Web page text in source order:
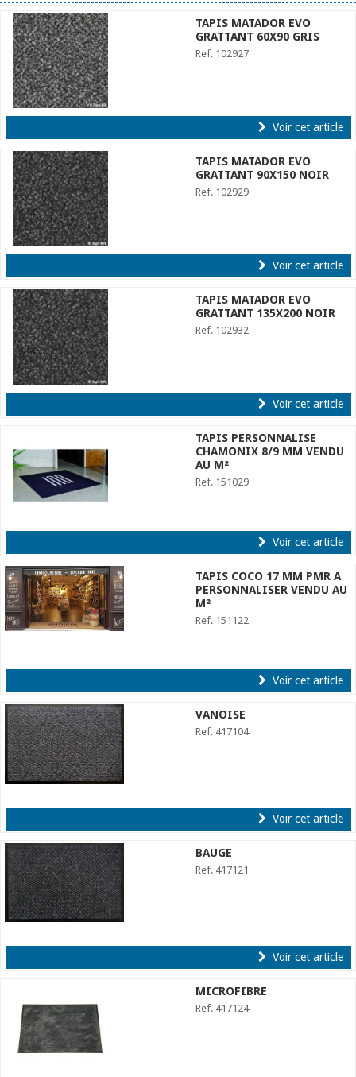
TAPIS MATADOR EVO
GRATTANT 60X90 GRIS
Ref. 102927
Voir cet article
TAPIS MATADOR EVO
GRATTANT 90X150 NOIR
Ref. 102929
Voir cet article
TAPIS MATADOR EVO
GRATTANT 135X200 NOIR
Ref. 102932
Voir cet article
TAPIS PERSONNALISE
CHAMONIX 8/9 MM VENDU
AU M²
Ref. 151029
Voir cet article
TAPIS COCO 17 MM PMR A
PERSONNALISER VENDU AU
M²
Ref. 151122
Voir cet article
VANOISE
Ref. 417104
Voir cet article
BAUGE
Ref. 417121
Voir cet article
MICROFIBRE
Ref. 417124